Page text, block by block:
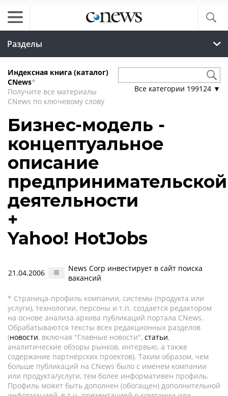
Разделы
Индексная книга (каталог)
CNews*
Получите все материалы
CNews по ключевому слову
Все категории 199124 ▼
Бизнес-модель -
концептуальное
описание
предпринимательской
деятельности
+
Yahoo! HotJobs
21.04.2006
News Corp инвестирует в сайт поиска
вакансий
* Страница-профиль компании, системы (продукта или
услуги), технологии, персоны и т.п. создается редактором
на основе анализа архива публикаций портала CNews.
Обрабатываются тексты всех редакционных разделов
(новости, включая "Главные новости", статьи,
аналитические обзоры рынков, интервью, а также
содержание партнёрских проектов). Таким образом, чем
больше публикаций на CNews было с именем компании
или продукта/услуги, тем более информативен профиль.
Профиль может быть дополнен (обогащен) дополнительной